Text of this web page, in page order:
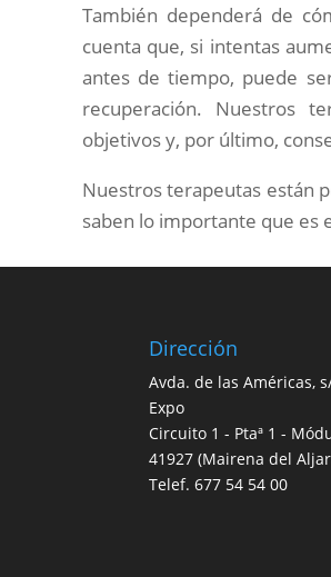
También dependerá de
cuenta que, si intentas
antes de tiempo, puede
recuperación. Nuestros
objetivos y, por último,
Nuestros terapeutas están
saben lo importante que es
Dirección
Avda. de las Américas,
Expo
Circuito 1 - Ptaª 1 -
41927 (Mairena del
Telef.677 54 54 00